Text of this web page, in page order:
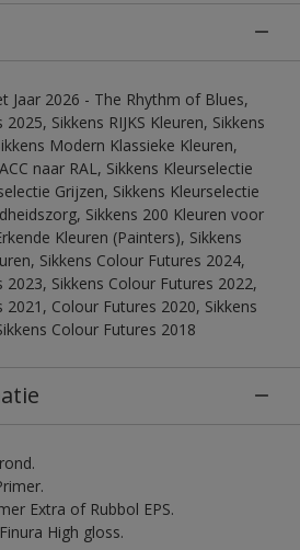
Jaar 2026 - The Rhythm of Blues,
Sikkens RIJKS Kleuren, Sikkens
Modern Klassieke Kleuren,
naar RAL, Sikkens Kleurselectie
Grijzen, Sikkens Kleurselectie
Sikkens 200 Kleuren voor
Kleuren (Painters), Sikkens
Sikkens Colour Futures 2024,
2023, Sikkens Colour Futures 2022,
2021, Colour Futures 2020, Sikkens
Colour Futures 2018
Extra of Rubbol EPS.
High gloss.